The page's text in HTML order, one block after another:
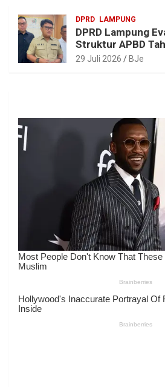
DPRD LAMPUNG
DPRD Lampung
Struktur APBD
29 Juli 2026 BJe